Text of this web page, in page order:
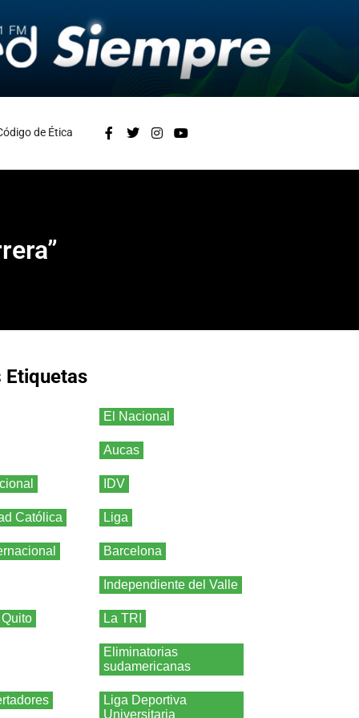
de Ética
Etiquetas
El Nacional
Aucas
IDV
Católica Liga
Barcelona
Independiente del Valle
La TRI
Eliminatorias
sudamericanas
Liga Deportiva
Universitaria